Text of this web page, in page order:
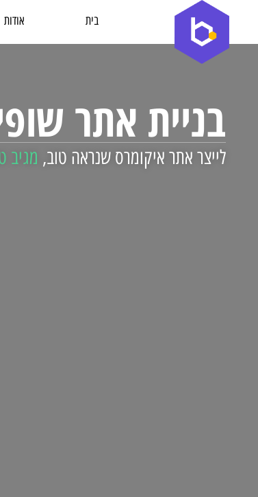
בית אודות
בניית אתר
לייצר אתר איקומרס שנראה טוב, מגיב